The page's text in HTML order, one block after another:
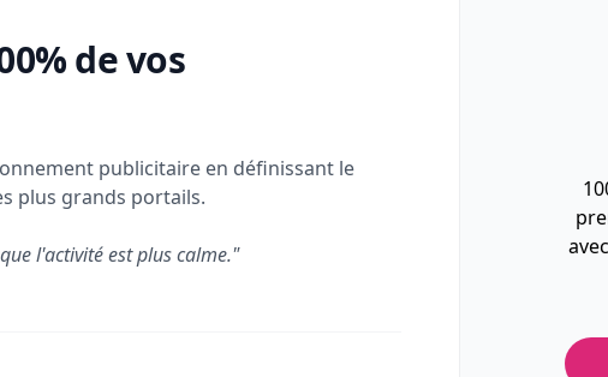
de vos
publicitaire en définissant le
plus grands portails.
l'activité est plus calme."